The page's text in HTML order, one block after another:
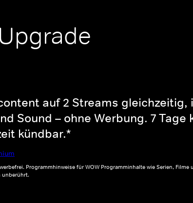
auf 2 Streams gleichzeitig,
Sound – ohne Werbung. 7
kündbar.*
Programmhinweise für WOW Programminhalte wie Serien, Filme
unberührt.